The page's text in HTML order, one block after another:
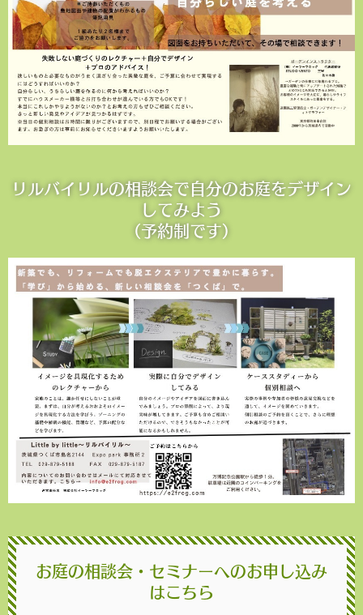
リルバイリルの相談会で自分のお庭をデザイン
してみよう
（予約制です）
お庭の相談会・セミナーへのお申し込み
はこちら